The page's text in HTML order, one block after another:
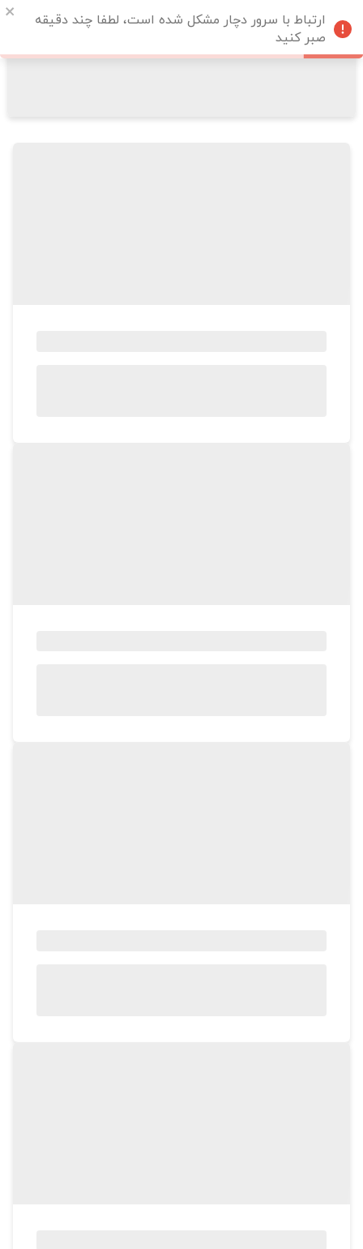
ارتباط با سرور دچار مشکل شده است، لطفا چند دقیقه
صبر کنید